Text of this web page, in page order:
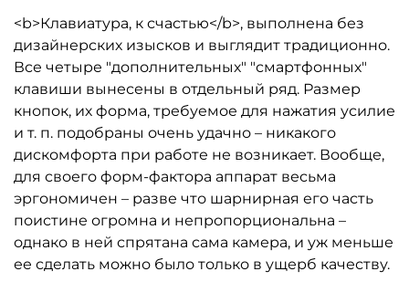
<b>Клавиатура, к счастью</b>, выполнена без
дизайнерских изысков и выглядит традиционно.
Все четыре "дополнительных" "смартфонных"
клавиши вынесены в отдельный ряд. Размер
кнопок, их форма, требуемое для нажатия усилие
и т. п. подобраны очень удачно – никакого
дискомфорта при работе не возникает. Вообще,
для своего форм-фактора аппарат весьма
эргономичен – разве что шарнирная его часть
поистине огромна и непропорциональна –
однако в ней спрятана сама камера, и уж меньше
ее сделать можно было только в ущерб качеству.